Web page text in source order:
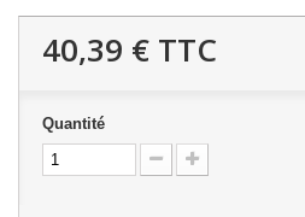
40,39 € TTC
Quantité